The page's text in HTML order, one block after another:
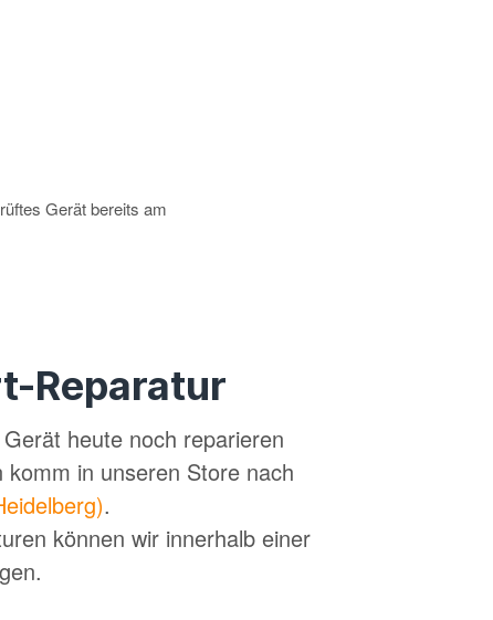
Gerät bereits am
Reparatur
heute noch reparieren
komm in unseren Store nach
.
können wir innerhalb einer